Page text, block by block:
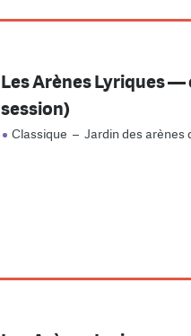
Les Arènes Lyriques
session)
Classique – Jardin des arènes